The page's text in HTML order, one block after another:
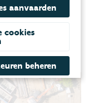
morgen’ wil
en bedrijventerreinen
drinkwaternetwerk.
DROOGTE
aanvaarden
cookies
beheren